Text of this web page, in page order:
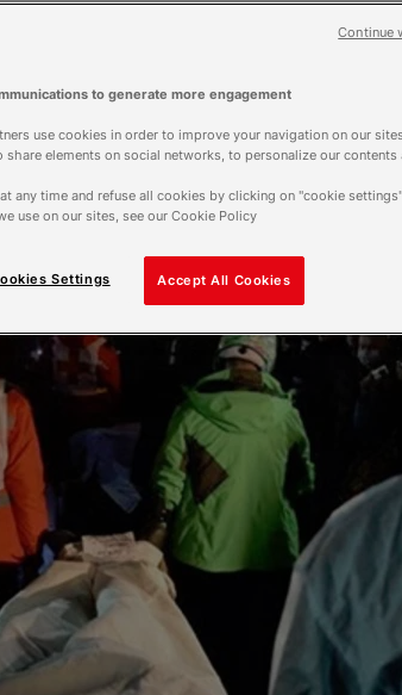
la Croix-
au
to generate more engagement
use cookies in order to improve your navigation on our
elements on social networks, to personalize our contents
any time and refuse all cookies by clicking on "cookie
use on our sites, see our Cookie Policy
Accept All Cookies
Settings
Continue